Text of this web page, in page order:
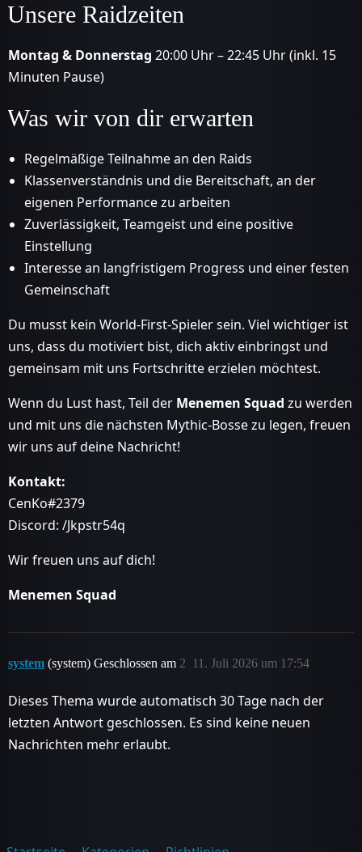
Unsere Raidzeiten
Montag & Donnerstag 20:00 Uhr – 22:45 Uhr (inkl. 15
Minuten Pause)
Was wir von dir erwarten
Regelmäßige Teilnahme an den Raids
Klassenverständnis und die Bereitschaft, an der
eigenen Performance zu arbeiten
Zuverlässigkeit, Teamgeist und eine positive
Einstellung
Interesse an langfristigem Progress und einer festen
Gemeinschaft
Du musst kein World-First-Spieler sein. Viel wichtiger ist
uns, dass du motiviert bist, dich aktiv einbringst und
gemeinsam mit uns Fortschritte erzielen möchtest.
Wenn du Lust hast, Teil der Menemen Squad zu werden
und mit uns die nächsten Mythic-Bosse zu legen, freuen
wir uns auf deine Nachricht!
Kontakt:
CenKo#2379
Discord: /Jkpstr54q
Wir freuen uns auf dich!
Menemen Squad
system (system) Geschlossen am 11. Juli 2026 um 17:54
2
Dieses Thema wurde automatisch 30 Tage nach der
letzten Antwort geschlossen. Es sind keine neuen
Nachrichten mehr erlaubt.